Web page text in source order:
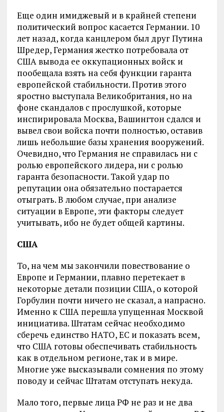
Еще один имиджевый и в крайней степени
политический вопрос касается Германии. 10
лет назад, когда канцлером был друг Путина
Шредер, Германия жестко потребовала от
США вывода ее оккупационных войск и
пообещала взять на себя функции гаранта
европейской стабильности. Против этого
яростно выступала Великобритания, но на
фоне скандалов с прослушкой, которые
инспирировала Москва, Вашингтон сдался и
вывел свои войска почти полностью, оставив
лишь небольшие базы хранения вооружений.
Очевидно, что Германия не справилась ни с
ролью европейского лидера, ни с ролью
гаранта безопасности. Такой удар по
репутации она обязательно постарается
отыграть. В любом случае, при анализе
ситуации в Европе, эти факторы следует
учитывать, ибо не будет общей картины.
США
То, на чем мы закончили повествование о
Европе и Германии, плавно перетекает в
некоторые детали позиции США, о которой
Горбулин почти ничего не сказал, а напрасно.
Именно к США перешла упущенная Москвой
инициатива. Штатам сейчас необходимо
сберечь единство НАТО, ЕС и показать всем,
что США готовы обеспечивать стабильность
как в отдельном регионе, так и в мире.
Многие уже высказывали сомнения по этому
поводу и сейчас Штатам отступать некуда.
Мало того, первые лица РФ не раз и не два